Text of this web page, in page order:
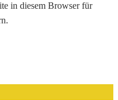
in diesem Browser für